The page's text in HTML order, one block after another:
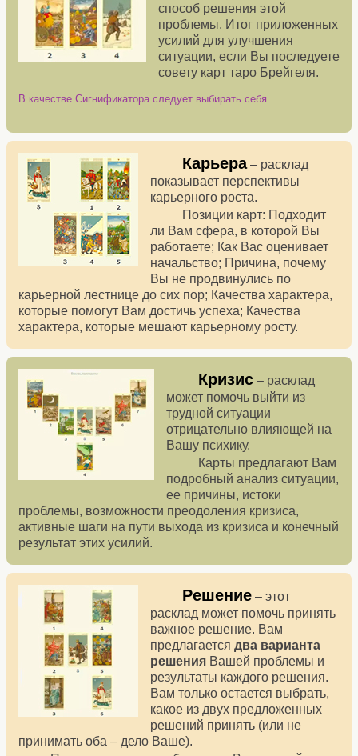
способ решения этой
проблемы. Итог приложенных
усилий для улучшения
ситуации, если Вы последуете
совету карт таро Брейгеля.
В качестве Сигнификатора следует выбирать себя.
Карьера– расклад
показывает перспективы
карьерного роста.
Позиции карт: Подходит
ли Вам сфера, в которой Вы
работаете; Как Вас оценивает
начальство; Причина, почему
Вы не продвинулись по
карьерной лестнице до сих пор; Качества характера,
которые помогут Вам достичь успеха; Качества
характера, которые мешают карьерному росту.
Кризис – расклад
может помочь выйти из
трудной ситуации
отрицательно влияющей на
Вашу психику.
Карты предлагают Вам
подробный анализ ситуации,
ее причины, истоки
проблемы, возможности преодоления кризиса,
активные шаги на пути выхода из кризиса и конечный
результат этих усилий.
Решение – этот
расклад может помочь принять
важное решение. Вам
предлагается два варианта
решения Вашей проблемы и
результаты каждого решения.
Вам только остается выбрать,
какое из двух предложенных
решений принять (или не
принимать оба – дело Ваше).